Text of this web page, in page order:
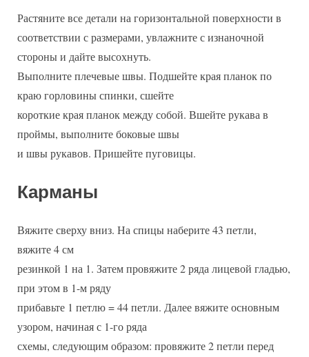
Растяните все детали на горизонтальной поверхности в
соответствии с размерами, увлажните с изнаночной
стороны и дайте высохнуть.
Выполните плечевые швы. Подшейте края планок по
краю горловины спинки, сшейте
короткие края планок между собой. Вшейте рукава в
проймы, выполните боковые швы
и швы рукавов. Пришейте пуговицы.
Карманы
Вяжите сверху вниз. На спицы наберите 43 петли,
вяжите 4 см
резинкой 1 на 1. Затем провяжите 2 ряда лицевой гладью,
при этом в 1-м ряду
прибавьте 1 петлю = 44 петли. Далее вяжите основным
узором, начиная с 1-го ряда
схемы, следующим образом: провяжите 2 петли перед